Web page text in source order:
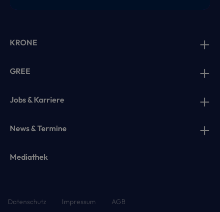
KRONE
GREE
Jobs & Karriere
News & Termine
Mediathek
Datenschutz Impressum AGB